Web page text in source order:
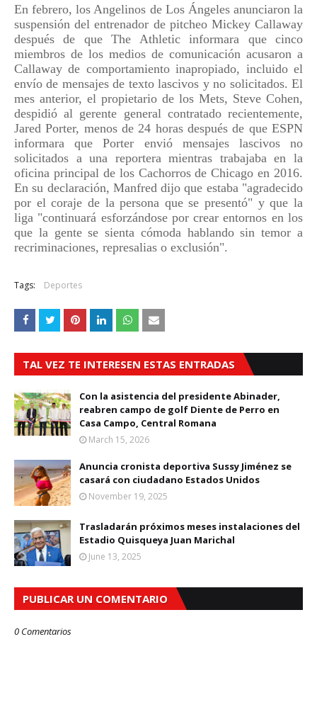
En febrero, los Angelinos de Los Ángeles anunciaron la
suspensión del entrenador de pitcheo Mickey Callaway
después de que The Athletic informara que cinco
miembros de los medios de comunicación acusaron a
Callaway de comportamiento inapropiado, incluido el
envío de mensajes de texto lascivos y no solicitados. El
mes anterior, el propietario de los Mets, Steve Cohen,
despidió al gerente general contratado recientemente,
Jared Porter, menos de 24 horas después de que ESPN
informara que Porter envió mensajes lascivos no
solicitados a una reportera mientras trabajaba en la
oficina principal de los Cachorros de Chicago en 2016.
En su declaración, Manfred dijo que estaba "agradecido
por el coraje de la persona que se presentó" y que la
liga "continuará esforzándose por crear entornos en los
que la gente se sienta cómoda hablando sin temor a
recriminaciones, represalias o exclusión".
Tags: Deportes
TAL VEZ TE INTERESEN ESTAS ENTRADAS
Con la asistencia del presidente Abinader,
reabren campo de golf Diente de Perro en
Casa Campo, Central Romana
March 15, 2026
Anuncia cronista deportiva Sussy Jiménez se
casará con ciudadano Estados Unidos
November 19, 2025
Trasladarán próximos meses instalaciones del
Estadio Quisqueya Juan Marichal
June 13, 2025
PUBLICAR UN COMENTARIO
0 Comentarios